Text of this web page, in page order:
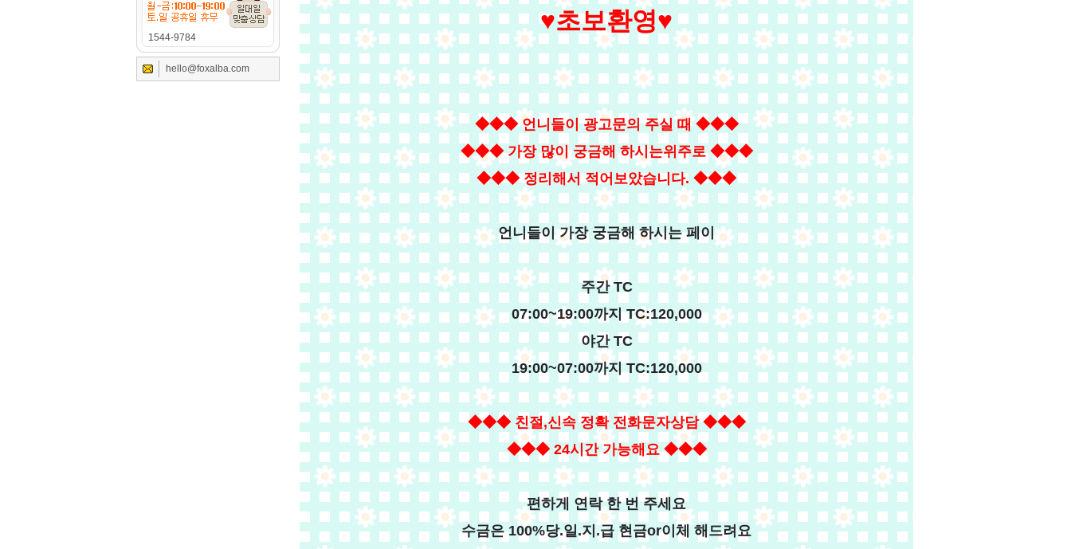
1544-9784
hello@foxalba.com
♥초보환영♥
◆◆◆ 언니들이 광고문의 주실 때◆◆◆
◆◆◆ 가장 많이 궁금해 하시는위주로◆◆◆
◆◆◆ 정리해서 적어보았습니다. ◆◆◆
언니들이 가장 궁금해 하시는 페이
주간 TC
07:00~19:00까지 TC:120,000
야간 TC
19:00~07:00까지 TC:120,000
◆◆◆ 친절,신속 정확 전화문자상담 ◆◆◆
◆◆◆ 24시간 가능해요 ◆◆◆
편하게 연락 한 번 주세요
수금은 100%당.일.지.급 현금or이체 해드려요